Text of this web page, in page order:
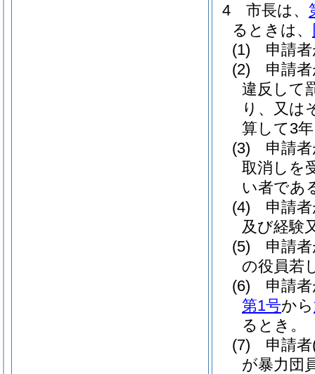
4
市長は、
るときは、
(1)
申請
(2)
申請
違反して
り、又は
算して3
(3)
申請
取消しを
い者であ
(4)
申請
及び経験
(5)
申請
の役員若
(6)
申請
第1号から
るとき。
(7)
申請者
が暴力団